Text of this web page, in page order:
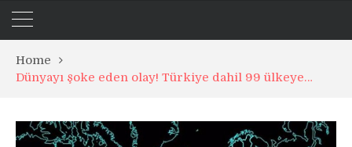
Home
Dünyayı şoke eden olay! Türkiye dahil 99 ülkeye…